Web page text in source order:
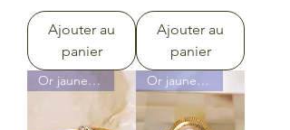
Ajouter au
panier
Ajouter au
panier
Or jaune & gris 18K Or jaune 18K